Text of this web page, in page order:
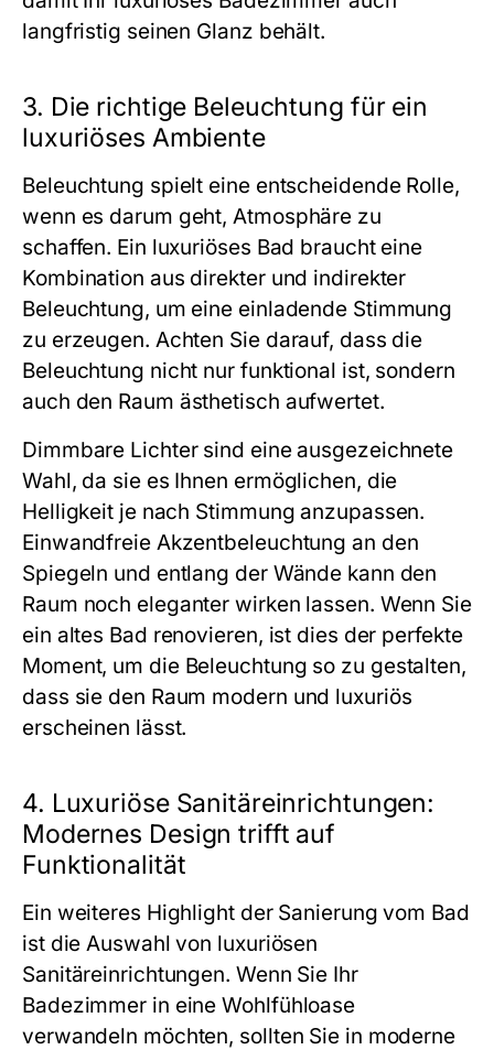
langfristig seinen Glanz behält.
3. Die richtige Beleuchtung für ein
luxuriöses Ambiente
Beleuchtung spielt eine entscheidende Rolle,
wenn es darum geht, Atmosphäre zu
schaffen. Ein luxuriöses Bad braucht eine
Kombination aus direkter und indirekter
Beleuchtung, um eine einladende Stimmung
zu erzeugen. Achten Sie darauf, dass die
Beleuchtung nicht nur funktional ist, sondern
auch den Raum ästhetisch aufwertet.
Dimmbare Lichter sind eine ausgezeichnete
Wahl, da sie es Ihnen ermöglichen, die
Helligkeit je nach Stimmung anzupassen.
Einwandfreie Akzentbeleuchtung an den
Spiegeln und entlang der Wände kann den
Raum noch eleganter wirken lassen. Wenn Sie
ein altes Bad renovieren, ist dies der perfekte
Moment, um die Beleuchtung so zu gestalten,
dass sie den Raum modern und luxuriös
erscheinen lässt.
4. Luxuriöse Sanitäreinrichtungen:
Modernes Design trifft auf
Funktionalität
Ein weiteres Highlight der Sanierung vom Bad
ist die Auswahl von luxuriösen
Sanitäreinrichtungen. Wenn Sie Ihr
Badezimmer in eine Wohlfühloase
verwandeln möchten, sollten Sie in moderne